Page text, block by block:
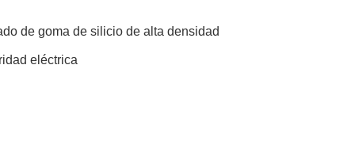
de goma de silicio de alta densidad
eléctrica